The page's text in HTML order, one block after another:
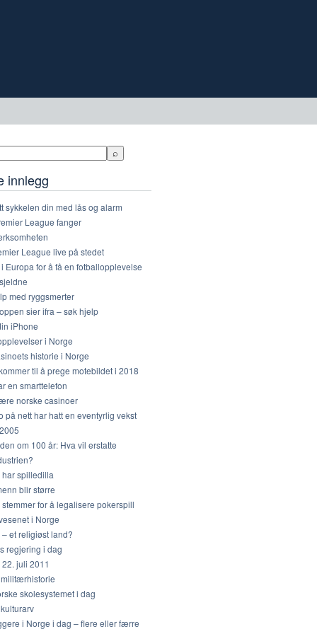
innlegg
sykkelen din med lås og alarm
League fanger
League live på stedet
i Europa for å få en fotballopplevelse
med ryggsmerter
sier ifra – søk hjelp
iPhone
i Norge
historie i Norge
til å prege motebildet i 2018
en smarttelefon
norske casinoer
på nett har hatt en eventyrlig vekst
om 100 år: Hva vil erstatte
har spilledilla
blir større
stemmer for å legalisere pokerspill
i Norge
– et religiøst land?
regjering i dag
juli 2011
skolesystemet i dag
i Norge i dag – flere eller færre